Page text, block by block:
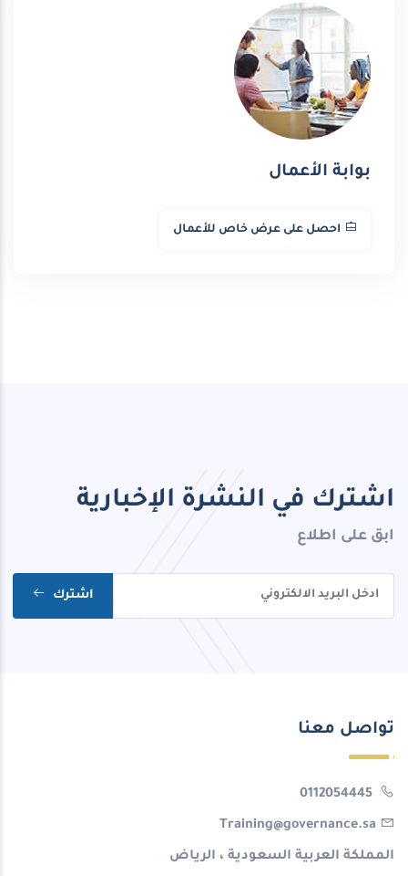
بوابة الأعمال
احصل على عرض خاص للأعمال
اشترك في النشرة الإخبارية
ابق على اطلاع
اشترك
تواصل معنا
Training@governance.sa
المملكة العربية السعودية ، الرياض